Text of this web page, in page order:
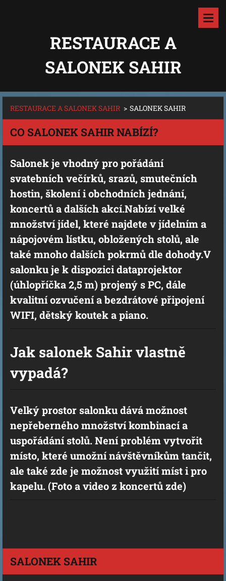
RESTAURACE A
SALONEK SAHIR
RESTAURACE A SALONEK SAHIR > SALONEK SAHIR
CO SALONEK SAHIR NABÍZÍ?
Salonek je vhodný pro pořádání
svatebních večírků, srazů, smutečních
hostin, školení i obchodních jednání,
koncertů a dalších akcí.Nabízí velké
množství jídel, které najdete v jídelním a
nápojovém lístku, obložených stolů, ale
také mnoho dalších pokrmů dle dohody.V
salonku je k dispozici dataprojektor
(úhlopříčka 2,5 m) projený s PC, dále
kvalitní ozvučení a bezdrátové připojení
WIFI, dětský koutek a piano.
Jak salonek Sahir vlastně
vypadá?
Velký prostor salonku dává možnost
nepřeberného množství kombinací a
uspořádání stolů. Není problém vytvořit
místo, které umožní návštěvníkům tančit,
ale také zde je možnost využití míst i pro
kapelu. (Foto a video z koncertů zde)
SALONEK SAHIR